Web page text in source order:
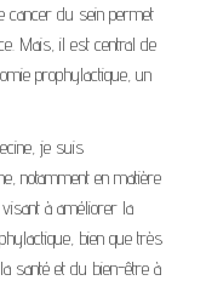
cancer du sein permet
Mais, il est central de
prophylactique, un
je suis
notamment en matière
à améliorer la
bien que très
santé et du bien-être à